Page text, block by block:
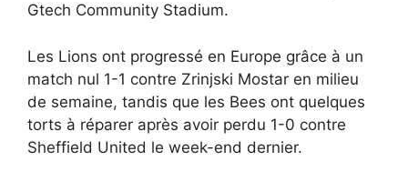
Gtech Community Stadium.
Les Lions ont progressé en Europe grâce à un
match nul 1-1 contre Zrinjski Mostar en milieu
de semaine, tandis que les Bees ont quelques
torts à réparer après avoir perdu 1-0 contre
Sheffield United le week-end dernier.